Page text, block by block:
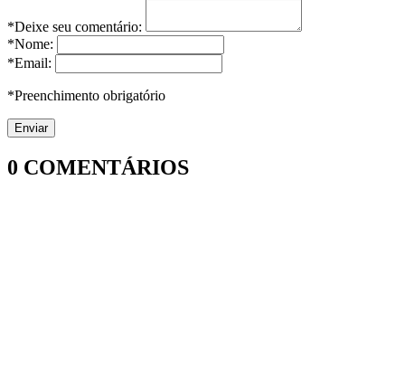
*Deixe seu comentário:
*Nome:
*Email:
*Preenchimento obrigatório
0 COMENTÁRIOS